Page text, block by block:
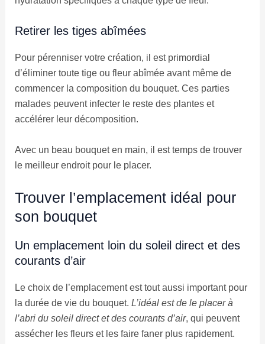
Retirer les tiges abîmées
Pour pérenniser votre création, il est primordial
d’éliminer toute tige ou fleur abîmée avant même de
commencer la composition du bouquet. Ces parties
malades peuvent infecter le reste des plantes et
accélérer leur décomposition.
Avec un beau bouquet en main, il est temps de trouver
le meilleur endroit pour le placer.
Trouver l’emplacement idéal pour
son bouquet
Un emplacement loin du soleil direct et des
courants d’air
Le choix de l’emplacement est tout aussi important pour
la durée de vie du bouquet. L’idéal est de le placer à
l’abri du soleil direct et des courants d’air, qui peuvent
assécher les fleurs et les faire faner plus rapidement.